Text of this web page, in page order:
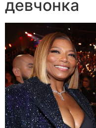
девчонка